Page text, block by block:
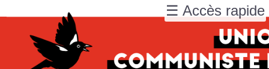
☰ Accès rapide